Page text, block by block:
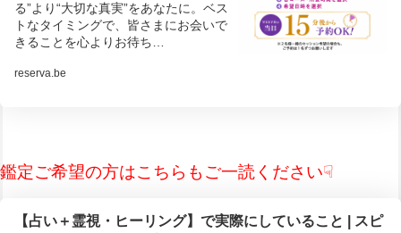
る”より“大切な真実”をあなたに。ベス
トなタイミングで、皆さまにお会いで
きることを心よりお待ち…
reserva.be
鑑定ご希望の方はこちらもご一読ください☟
【占い＋霊視・ヒーリング】で実際にしていること | スピ